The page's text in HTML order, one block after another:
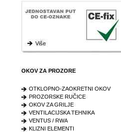
Više
OKOV ZA PROZORE
OTKLOPNO-ZAOKRETNI OKOV
PROZORSKE RUČICE
OKOV ZA GRILJE
VENTILACIJSKA TEHNIKA
VENTUS / RWA
KLIZNI ELEMENTI